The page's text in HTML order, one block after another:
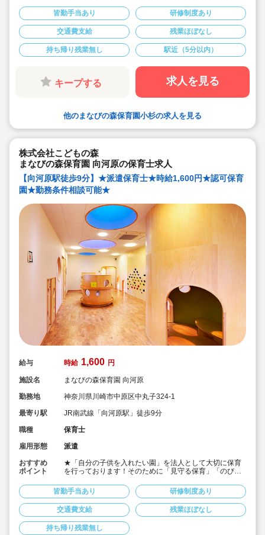
す♪
★保育士専任のコンサルタントがあなたの派遣就業を安
心サポートいたします
★武蔵小杉駅より徒歩1分の定員40名の認可保育園！
★時給1,600円の求人です！
★勤務条件等相談可能です！
キララサポートで派遣就業する3つのメリット
・求人提案から就業後のサポートまで専任コンサルタン
トが細やかに対応します
・手当や福利厚生については当社独自のサービスもご用
ったサポートに定評があります
皆勤手当あり 研修制度あり
交通費支給 残業ほぼなし
持ち帰り残業無し 駅近（5分以内）
キープする 求人を見る
他のまなびの森保育園小杉の求人を見る
株式会社こどもの森
まなびの森保育園 向河原の保育士求人
【向河原駅徒歩9分】★派遣保育士★時給1,600円★認可保育
園★勤務条件相談可能★
給与 時給 1,600 円
施設名
まなびの森保育園 向河原
勤務地
神奈川県川崎市中原区中丸子324-1
最寄り駅
JR南武線「向河原駅」徒歩9分
職種
保育士
雇用形態
派遣
おすすめ
ポイント
★「自分の子供を入れたい園」を法人として大切に保育
を行っております！そのために「見守る保育」「のびの
す♪
★保育士専任のコンサルタントがあなたの派遣就業を安
心サポートいたします
★向河原駅より徒歩9分・定員70名の認可保育園！
★時給1,600円の求人です！
★勤務条件等相談可能です！
皆勤手当あり 研修制度あり
交通費支給 残業ほぼなし
持ち帰り残業無し